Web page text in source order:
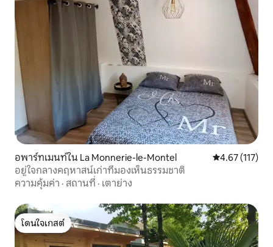
อพาร์ทเมนท์ใน La Monnerie-le-Montel คะแนนเฉลี่ย
4.67 (117)
อยู่ใจกลางคฤหาสน์เก่าที่มองเห็นธรรมชาติ
ความคุ้มค่า · สถานที่ · เตาย่าง
โดนใจเกสต์
โดนใจเกสต์